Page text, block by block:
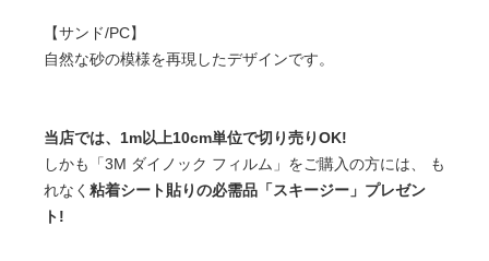
【サンド/PC】
自然な砂の模様を再現したデザインです。
当店では、1m以上10cm単位で切り売りOK!
しかも「3M ダイノック フィルム」をご購入の方には、 も
れなく 粘着シート貼りの必需品「スキージー」プレゼン
ト!